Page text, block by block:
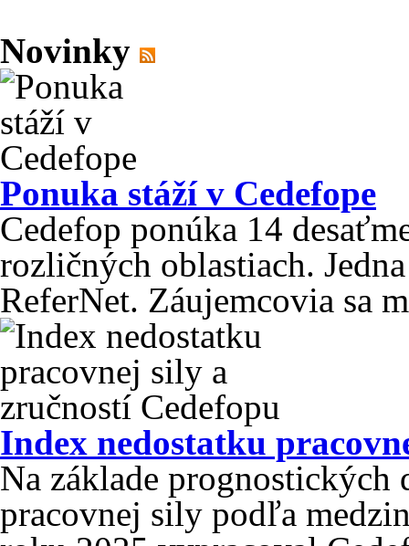
Novinky
Ponuka stáží v Cedefope
Cedefop ponúka 14
rozličných oblastiach.
ReferNet. Záujemcovia sa
Index nedostatku
Na základe prognostických
pracovnej sily podľa